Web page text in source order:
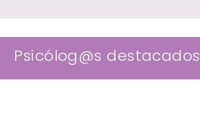
Psicólog@s destacados